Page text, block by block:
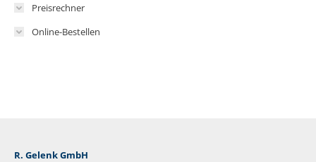
Preisrechner
Online-Bestellen
R. Gelenk GmbH